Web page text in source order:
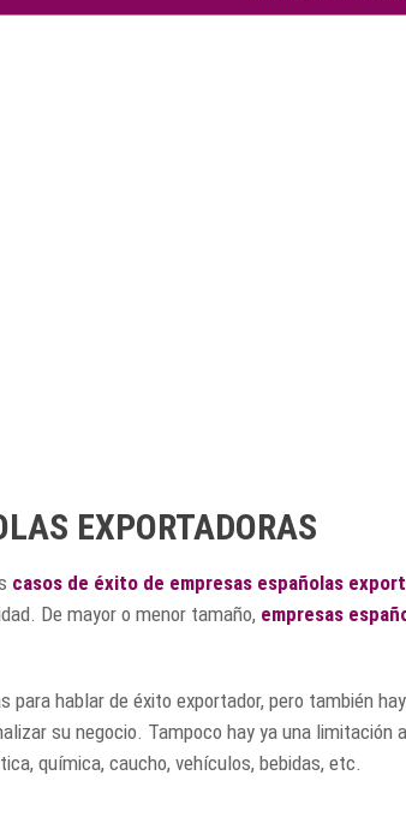
EXPORTADORAS
casos de éxito de empresas españolas
De mayor o menor tamaño, empresas
hablar de éxito exportador, pero también
su negocio. Tampoco hay ya una limitación
química, caucho, vehículos, bebidas, etc.